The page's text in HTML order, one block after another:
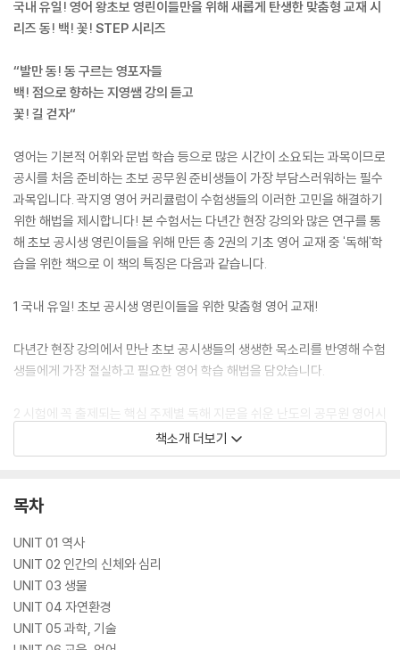
국내 유일! 영어 왕초보 영린이들만을 위해 새롭게 탄생한 맞춤형 교재 시
리즈 동! 백! 꽃! STEP 시리즈
“발만 동! 동 구르는 영포자들
백! 점으로 향하는 지영쌤 강의 듣고
꽃! 길 걷자“
영어는 기본적 어휘와 문법 학습 등으로 많은 시간이 소요되는 과목이므로
공시를 처음 준비하는 초보 공무원 준비생들이 가장 부담스러워하는 필수
과목입니다. 곽지영 영어 커리큘럼이 수험생들의 이러한 고민을 해결하기
위한 해법을 제시합니다! 본 수험서는 다년간 현장 강의와 많은 연구를 통
해 초보 공시생 영린이들을 위해 만든 총 2권의 기초 영어 교재 중 '독해'학
습을 위한 책으로 이 책의 특징은 다음과 같습니다.
1 국내 유일! 초보 공시생 영린이들을 위한 맞춤형 영어 교재!
다년간 현장 강의에서 만난 초보 공시생들의 생생한 목소리를 반영해 수험
생들에게 가장 절실하고 필요한 영어 학습 해법을 담았습니다.
2 시험에 꼭 출제되는 핵심 주제별 독해 지문을 쉬운 난도의 공무원 영어시
주제의 지문들을 실제 기출문제 형식으로 구성해 영어 초보생들도 부담 없
3 하나의 지문으로 종합적 영어 학습이 가능한 알찬 학습 구성!
제시되는 지문 하나에 글의 주제 파악에서부터 주제별로 나오는 핵심 어휘
학습과 Word Review에 이르기까지 종합적 학습을 할 수 있어 공시 영어
책소개 더보기
목차
UNIT 01 역사
UNIT 02 인간의 신체와 심리
UNIT 03 생물
UNIT 04 자연환경
UNIT 05 과학, 기술